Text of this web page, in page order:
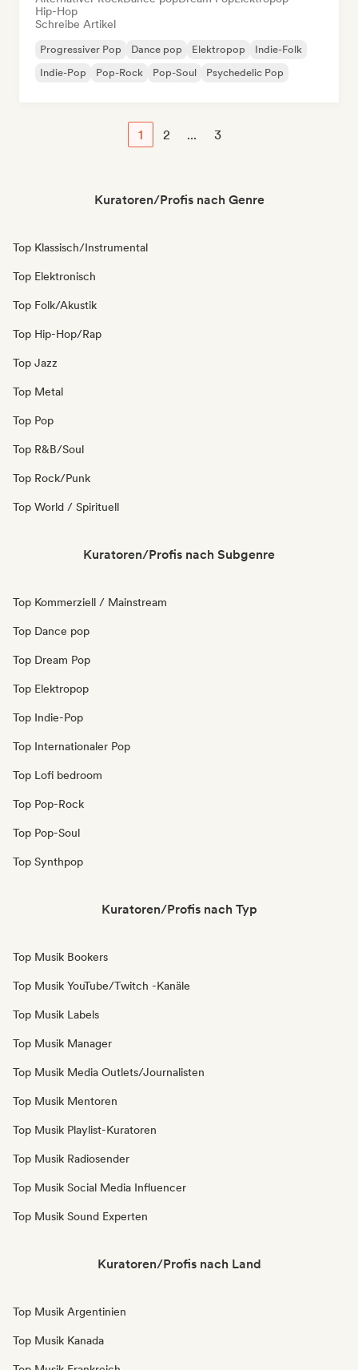
Hip-Hop
Schreibe Artikel
Progressiver Pop Dance pop Elektropop
Indie-Folk
Indie-Pop
Pop-Rock Pop-Soul Psychedelic Pop
1 2 ... 3
Kuratoren/Profis nach Genre
Top Klassisch/Instrumental
Top Elektronisch
Top Folk/Akustik
Top Hip-Hop/Rap
Top Jazz
Top Metal
Top Pop
Top R&B/Soul
Top Rock/Punk
Top World / Spirituell
Kuratoren/Profis nach Subgenre
Top Kommerziell / Mainstream
Top Dance pop
Top Dream Pop
Top Elektropop
Top Indie-Pop
Top Internationaler Pop
Top Lofi bedroom
Top Pop-Rock
Top Pop-Soul
Top Synthpop
Kuratoren/Profis nach Typ
Top Musik Bookers
Top Musik YouTube/Twitch -Kanäle
Top Musik Labels
Top Musik Manager
Top Musik Media Outlets/Journalisten
Top Musik Mentoren
Top Musik Playlist-Kuratoren
Top Musik Radiosender
Top Musik Social Media Influencer
Top Musik Sound Experten
Kuratoren/Profis nach Land
Top Musik Argentinien
Top Musik Kanada